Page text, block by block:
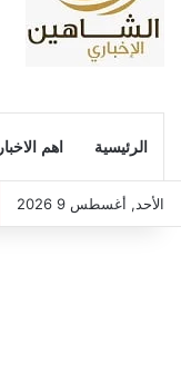
الرئيسية اهم الاخبار
الأحد, أغسطس 9 2026